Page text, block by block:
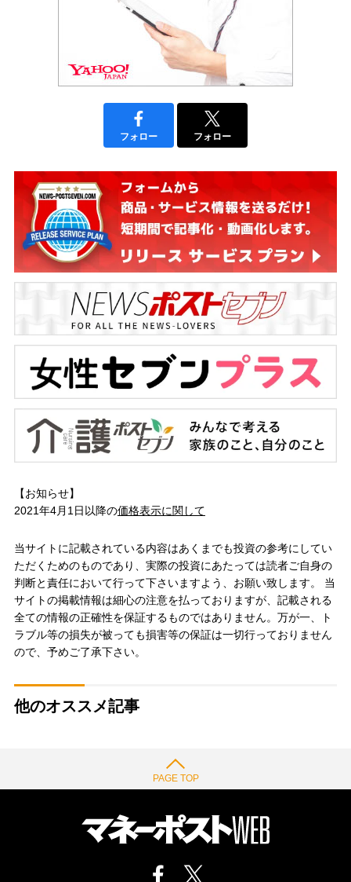
フォロー フォロー
【お知らせ】
2021年4月1日以降の価格表示に関して
当サイトに記載されている内容はあくまでも投資の参考にしてい
ただくためのものであり、実際の投資にあたっては読者ご自身の
判断と責任において行って下さいますよう、お願い致します。 当
サイトの掲載情報は細心の注意を払っておりますが、記載される
全ての情報の正確性を保証するものではありません。万が一、ト
ラブル等の損失が被っても損害等の保証は一切行っておりません
ので、予めご了承下さい。
他のオススメ記事
PAGE TOP